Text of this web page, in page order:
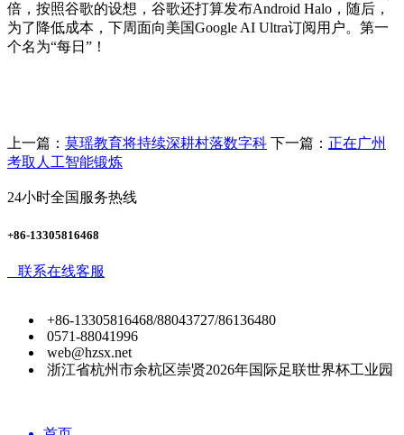
倍，按照谷歌的设想，谷歌还打算发布Android Halo，随后，
为了降低成本，下周面向美国Google AI Ultra订阅用户。第一
个名为“每日”！
上一篇： 莫瑶教育将持续深耕村落数字科 下一篇： 正在广州
考取人工智能锻炼
24小时全国服务热线
+86-13305816468
联系在线客服
+86-13305816468/88043727/86136480
0571-88041996
web@hzsx.net
浙江省杭州市余杭区崇贤2026年国际足联世界杯工业园